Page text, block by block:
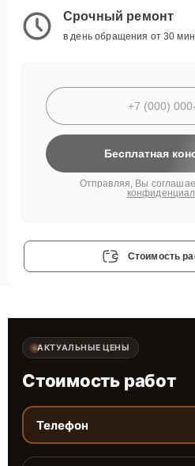
Срочный ремонт
в день обращения от 30
Бесплатная
Отправляя, Вы
Стоимость
АКТУАЛЬНЫЕ ЦЕНЫ
Стоимость работ
Телефон